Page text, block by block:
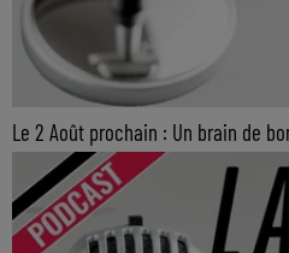
Le 2 Août prochain : Un brain de